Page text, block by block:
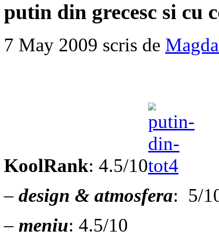
putin din grecesc si cu
7 May 2009 scris de
KoolRank: 4.5/10
– design & atmosfera: 5/
– meniu: 4.5/10